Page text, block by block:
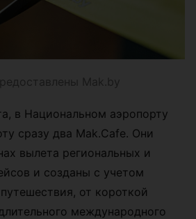
Mak.by
в Национальном аэропорту
сразу два Mak.Cafe. Они
вылета региональных и
и созданы с учетом
от короткой
международного